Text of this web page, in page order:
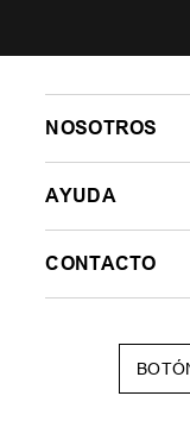
NOSOTROS
AYUDA
CONTACTO